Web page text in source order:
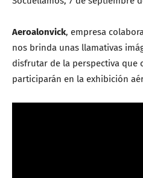
Aeroalonvick, empresa
nos brinda unas llamativas
disfrutar de la perspectiva que
participarán en la exhibición